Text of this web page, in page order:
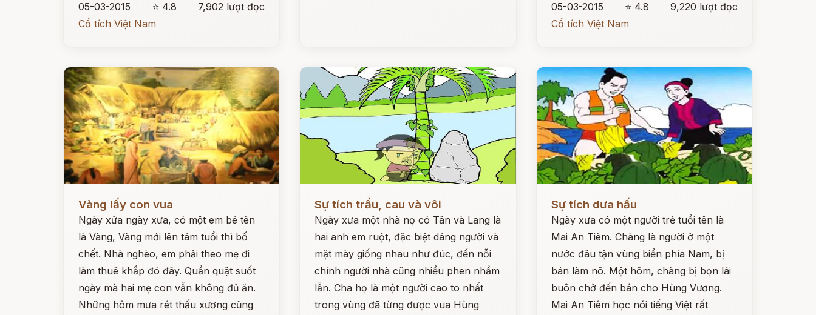
05-03-2015
⭐ 4.8
7,902 lượt đọc
Cổ tích Việt Nam
05-03-2015
⭐ 4.8
9,220 lượt đọc
Cổ tích Việt Nam
Vàng lấy con vua
Ngày xửa ngày xưa, có một em bé tên
là Vàng, Vàng mới lên tám tuổi thì bố
chết. Nhà nghèo, em phải theo mẹ đi
làm thuê khắp đó đây. Quần quật suốt
ngày mà hai mẹ con vẫn không đủ ăn.
Những hôm mưa rét thấu xương cũng
Sự tích trầu, cau và vôi
Ngày xưa một nhà nọ có Tân và Lang là
hai anh em ruột, đặc biệt dáng người và
mặt mày giống nhau như đúc, đến nỗi
chính người nhà cũng nhiều phen nhầm
lẫn. Cha họ là một người cao to nhất
trong vùng đã từng được vua Hùng
Sự tích dưa hấu
Ngày xưa có một người trẻ tuổi tên là
Mai An Tiêm. Chàng là người ở một
nước đâu tận vùng biển phía Nam, bị
bán làm nô. Một hôm, chàng bị bọn lái
buôn chở đến bán cho Hùng Vương.
Mai An Tiêm học nói tiếng Việt rất